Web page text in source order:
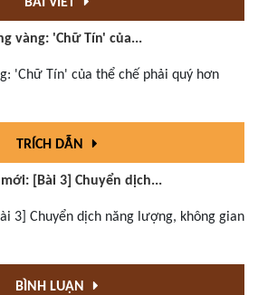
vàng: 'Chữ Tín' của...
'Chữ Tín' của thể chế phải quý hơn
TRÍCH DẪN
[Bài 3] Chuyển dịch...
3] Chuyển dịch năng lượng, không gian
BÌNH LUẬN